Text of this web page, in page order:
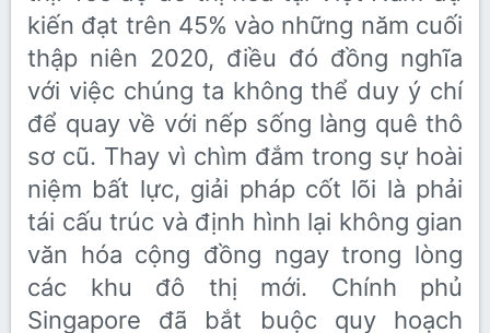
kiến đạt trên 45% vào những năm cuối
thập niên 2020, điều đó đồng nghĩa
với việc chúng ta không thể duy ý chí
để quay về với nếp sống làng quê thô
sơ cũ. Thay vì chìm đắm trong sự hoài
niệm bất lực, giải pháp cốt lõi là phải
tái cấu trúc và định hình lại không gian
văn hóa cộng đồng ngay trong lòng
các khu đô thị mới. Chính phủ
Singapore đã bắt buộc quy hoạch